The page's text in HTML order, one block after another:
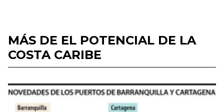
MÁS DE EL POTENCIAL DE LA
COSTA CARIBE